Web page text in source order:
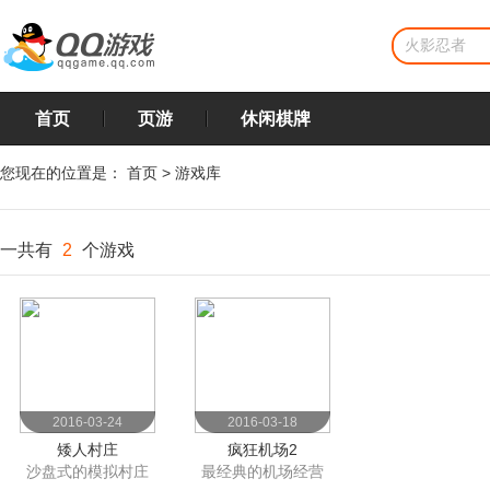
首页 页游 休闲棋牌
您现在的位置是： 首页 > 游戏库
一共有 2 个游戏
2016-03-24
矮人村庄
沙盘式的模拟村庄
2016-03-18
疯狂机场2
最经典的机场经营